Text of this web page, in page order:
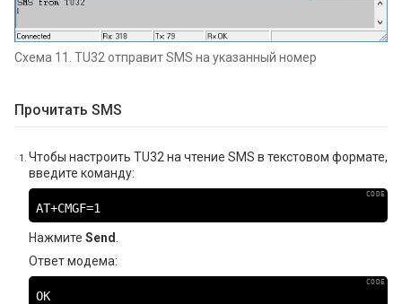
Схема 11. TU32 отправит SMS на указанный номер
Прочитать SMS
Чтобы настроить TU32 на чтение SMS в текстовом формате,
введите команду:
AT+CMGF=1
Нажмите Send.
Ответ модема:
ОК